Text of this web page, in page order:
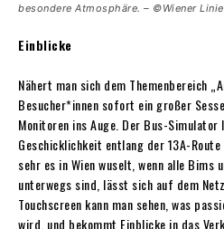
besondere Atmosphäre. – ©Wiener
Einblicke
Nähert man sich dem Themenbereich
Besucher*innen sofort ein großer
Monitoren ins Auge. Der Bus-
Geschicklichkeit entlang der 13A-
sehr es in Wien wuselt, wenn alle Bims
unterwegs sind, lässt sich auf dem
Touchscreen kann man sehen, was
wird, und bekommt Einblicke in das